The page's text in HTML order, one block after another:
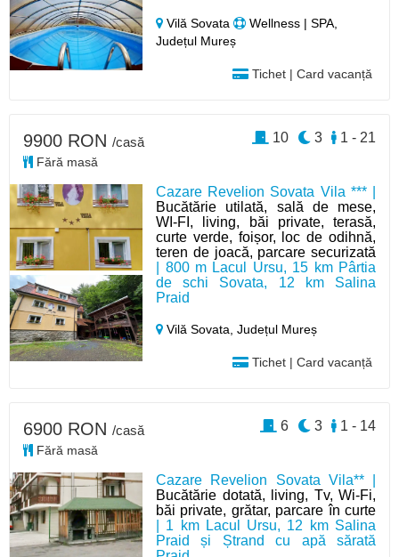
Vilă Sovata
Wellness | SPA,
Județul Mureș
Tichet | Card vacanță
Cazare Revelion Sovata Vila *** |
Bucătărie utilată, sală de mese,
WI-FI, living, băi private, terasă,
curte verde, foișor, loc de odihnă,
teren de joacă, parcare securizată
| 800 m Lacul Ursu, 15 km Pârtia
de schi Sovata, 12 km Salina
Praid
Vilă Sovata,Județul Mureș
Tichet | Card vacanță
9900 RON /casă
Fără masă
1 - 21
3
10
Cazare Revelion Sovata Vila** |
Bucătărie dotată, living, Tv, Wi-Fi,
băi private, grătar, parcare în curte
| 1 km Lacul Ursu, 12 km Salina
Praid și Ștrand cu apă sărată
6900 RON /casă
Fără masă
1 - 14
3
6